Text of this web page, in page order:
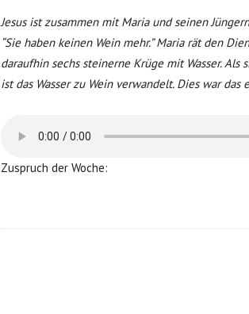
Jesus ist zusammen mit Maria und seinen
“Sie haben keinen Wein mehr.” Maria rät den
daraufhin sechs steinerne Krüge mit Wasser.
ist das Wasser zu Wein verwandelt. Dies war das
Zuspruch der Woche: